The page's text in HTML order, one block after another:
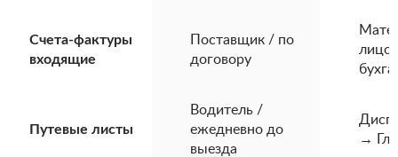
Счета-фактуры
входящие
Поставщик / по
договору
лицо
Путевые листы
Водитель /
ежедневно до
выезда
→